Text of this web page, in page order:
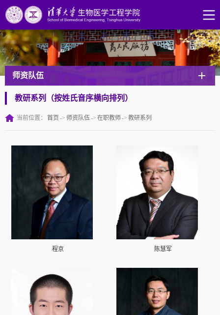
师资队伍
教研系列（按姓氏音序横向排列）
当前位置： 首页 -> 师资队伍-> 在职教师 -> 教研系列
程京 陈慧军